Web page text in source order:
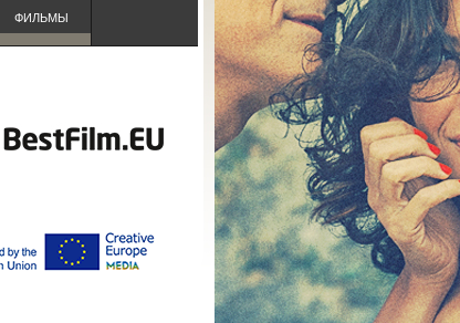
ФИЛЬМЫ